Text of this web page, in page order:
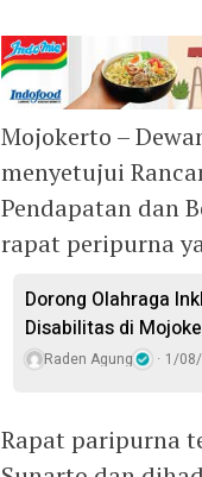
Mojokerto –
menyetujui
Pendapatan dan
rapat peripurna
Dorong Olahraga
Disabilitas di
Raden Agung 1/
Rapat paripurna